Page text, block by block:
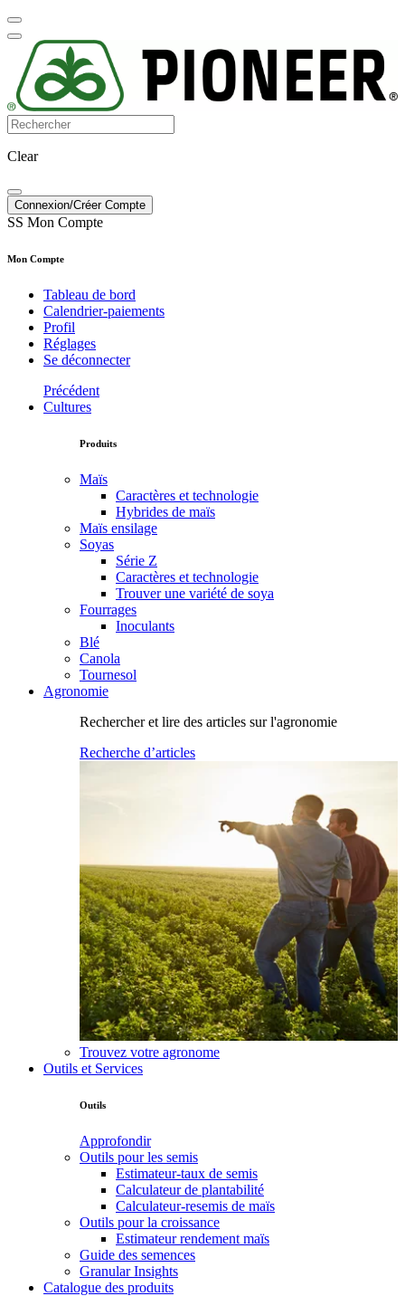
Clear
Connexion/Créer Compte
SS Mon Compte
Mon Compte
Tableau de bord
Calendrier-paiements
Profil
Réglages
Se déconnecter
Précédent
Cultures
Produits
Maïs
Caractères et technologie
Hybrides de maïs
Maïs ensilage
Soyas
Série Z
Caractères et technologie
Trouver une variété de soya
Fourrages
Inoculants
Blé
Canola
Tournesol
Agronomie
Rechercher et lire des articles sur l'agronomie
Recherche d’articles
Trouvez votre agronome
Outils et Services
Outils
Approfondir
Outils pour les semis
Estimateur-taux de semis
Calculateur de plantabilité
Calculateur-resemis de maïs
Outils pour la croissance
Estimateur rendement maïs
Guide des semences
Granular Insights
Catalogue des produits